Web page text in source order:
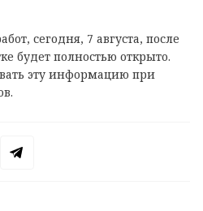
сегодня, 7 августа, после
будет полностью открыто.
эту информацию при